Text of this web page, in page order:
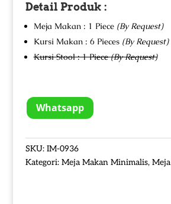
Detail Produk :
Meja Makan : 1 Piece (By Request)
Kursi Makan : 6 Pieces (By Request)
Kursi Stool : 1 Piece(By Request)
Whatsapp
SKU: IM-0936
Kategori: Meja Makan Minimalis,